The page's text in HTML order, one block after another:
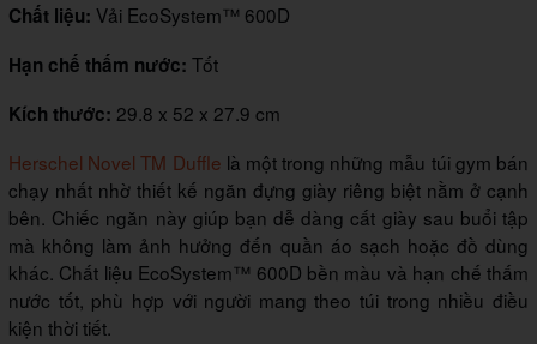
Chất liệu: Vải EcoSystem™ 600D
Hạn chế thấm nước: Tốt
Kích thước: 29.8 x 52 x 27.9 cm
Herschel Novel TM Duffle là một trong những mẫu túi gym bán
chạy nhất nhờ thiết kế ngăn đựng giày riêng biệt nằm ở cạnh
bên. Chiếc ngăn này giúp bạn dễ dàng cất giày sau buổi tập
mà không làm ảnh hưởng đến quần áo sạch hoặc đồ dùng
khác. Chất liệu EcoSystem™ 600D bền màu và hạn chế thấm
nước tốt, phù hợp với người mang theo túi trong nhiều điều
kiện thời tiết.